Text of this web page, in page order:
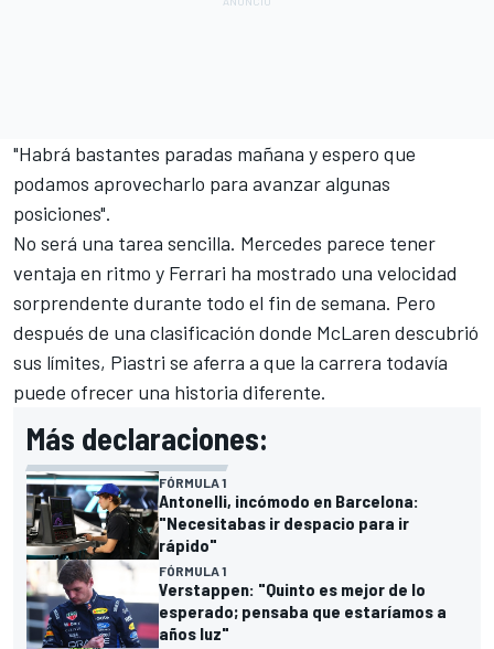
"Habrá bastantes paradas mañana y espero que
podamos aprovecharlo para avanzar algunas
posiciones".
No será una tarea sencilla. Mercedes parece tener
ventaja en ritmo y Ferrari ha mostrado una velocidad
sorprendente durante todo el fin de semana. Pero
después de una clasificación donde McLaren descubrió
sus límites, Piastri se aferra a que la carrera todavía
puede ofrecer una historia diferente.
Más declaraciones:
FÓRMULA 1
Antonelli, incómodo en Barcelona:
"Necesitabas ir despacio para ir
rápido"
FÓRMULA 1
Verstappen: "Quinto es mejor de lo
esperado; pensaba que estaríamos a
años luz"